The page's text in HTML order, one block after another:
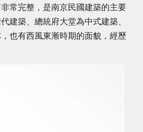
常完整，是南京民國建築的主要
建築、總統府大堂為中式建築、
也有西風東漸時期的面貌，經歷